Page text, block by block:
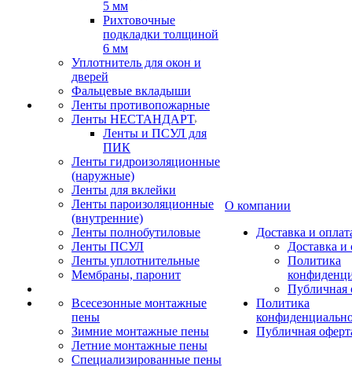
5 мм
Рихтовочные
подкладки толщиной
6 мм
Уплотнитель для окон и
дверей
Фальцевые вкладыши
Ленты противопожарные
Ленты НЕСТАНДАРТ
Ленты и ПСУЛ для
ПИК
Ленты гидроизоляционные
(наружные)
Ленты для вклейки
Ленты пароизоляционные
(внутренние)
Ленты полнобутиловые
Ленты ПСУЛ
Ленты уплотнительные
Мембраны, паронит
Всесезонные монтажные
пены
Зимние монтажные пены
Летние монтажные пены
Специализированные пены
О компании
Доставка и
Доставка и
Политика
Публичная
Политика
Публичная